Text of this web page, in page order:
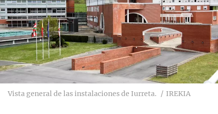
Vista general de las instalaciones de Iurreta. IREKIA